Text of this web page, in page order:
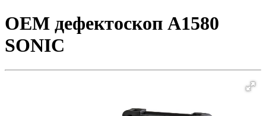
OEM дефектоскоп A1580
SONIC